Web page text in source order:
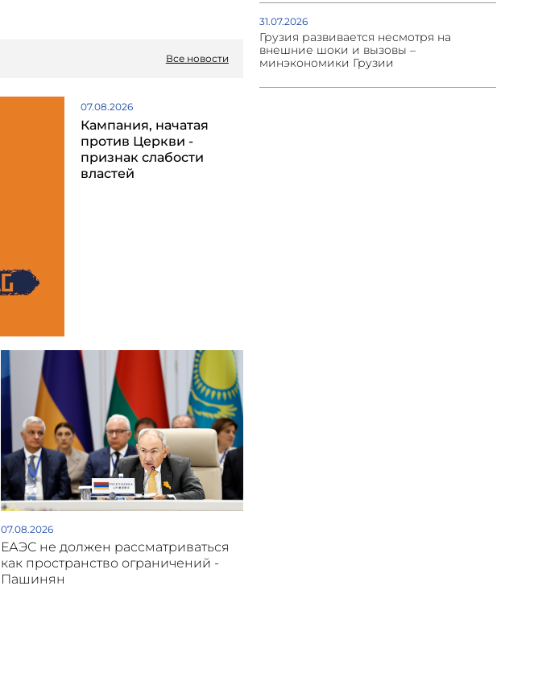
Все новости
07.08.2026
Кампания, начатая
против Церкви -
признак слабости
властей
07.08.2026
ЕАЭС не должен рассматриваться
как пространство ограничений -
Пашинян
31.07.2026
Грузия развивается несмотря на
внешние шоки и вызовы –
минэкономики Грузии